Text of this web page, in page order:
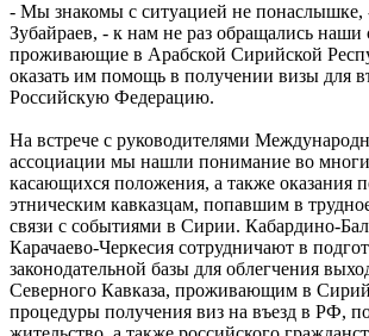
- Мы знакомы с ситуацией не
Зубайраев, - к нам не раз обращались наши
проживающие в Арабской Сирийской
оказать им помощь в получении визы для
Российскую Федерацию.
На встрече с руководителями
ассоциации мы нашли понимание во
касающихся положения, а также оказания
этническим кавказцам, попавшим в
связи с событиями в Сирии. Кабардино-
Карачаево-Черкесия сотрудничают в
законодательной базы для облегчения
Северного Кавказа, проживающим в
процедуры получения виз на въезд в РФ,